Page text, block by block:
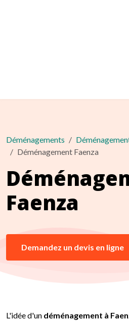
Déménagements
Déménagement Faenza
Faenza
Demandez un devis en ligne
L'idée d'un déménagement à